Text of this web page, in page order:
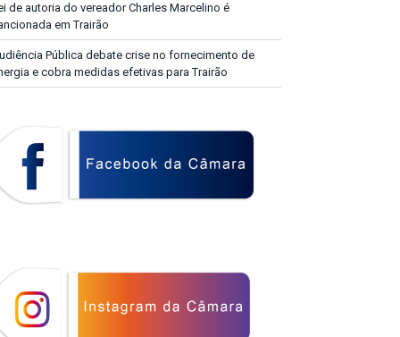
de autoria do vereador Charles Marcelino é
em Trairão
Pública debate crise no fornecimento de
e cobra medidas efetivas para Trairão